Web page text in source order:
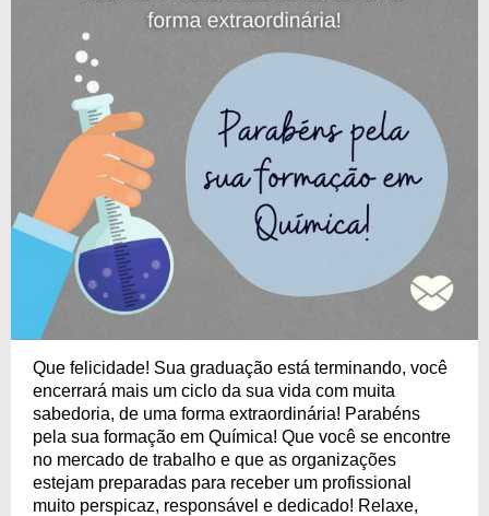
Que felicidade! Sua graduação está terminando, você
encerrará mais um ciclo da sua vida com muita
sabedoria, de uma forma extraordinária! Parabéns
pela sua formação em Química! Que você se encontre
no mercado de trabalho e que as organizações
estejam preparadas para receber um profissional
muito perspicaz, responsável e dedicado! Relaxe,